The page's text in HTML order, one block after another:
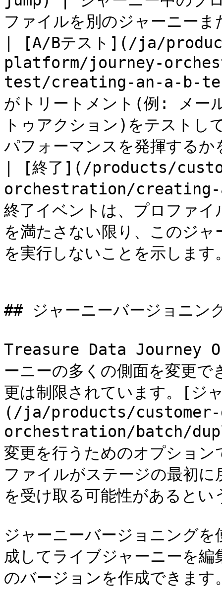
ファイルを別のジャーニー
| [A/Bテスト](/ja/
platform/journey-
test/creating-an-a-b-
がトリートメント(例: メー
トゥアクション)をテストし
パフォーマンスを発揮する
| [終了](/products/
orchestration/creating-
終了イベントは、プロファ
を満たさない限り、このジ
を実行しないことを示しま
## ジャーニーバージョニン
Treasure Data Journey
ーニーの多くの側面を変更
更は制限されています。[ジ
(/ja/products/
orchestration/batch/
変更を行うためのオプショ
ファイルがステージの最初
を受け取る可能性があると
ジャーニーバージョニング
成してライブジャーニーを
のバージョンを作成できます